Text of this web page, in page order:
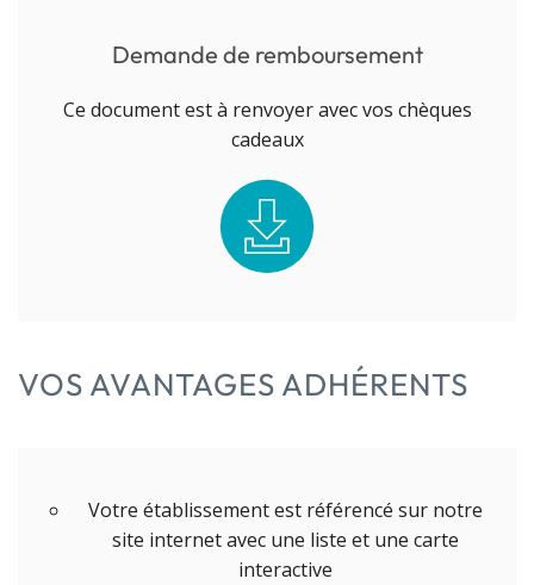
Demande de remboursement
Ce document est à renvoyer avec vos chèques
cadeaux
VOS AVANTAGES ADHÉRENTS
Votre établissement est référencé sur notre
site internet avec une liste et une carte
interactive